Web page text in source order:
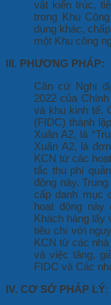
vật kiến trúc,
trong Khu
dụng khác,
một Khu công
III. PHƯƠNG PHÁP:
Căn cứ Nghị
2022 của
và khu kinh tế.
(FIDC) thành
Xuân A2, là
Xuân A2, là
KCN từ các
tắc thu phí
động này.
cấp danh mục
hoạt động
Khách hàng lấy
tiêu chí với
KCN từ các
và việc tăng,
FIDC và Các
IV. CƠ SỞ PHÁP LÝ: